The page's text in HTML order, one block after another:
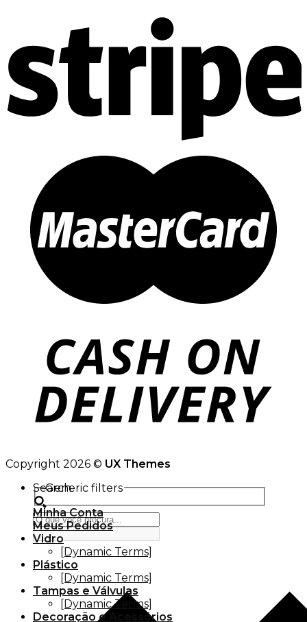
Copyright 2026 © UX Themes
Search
Generic filters
Minha Conta
Meus Pedidos
Vidro
[Dynamic Terms]
Plástico
[Dynamic Terms]
Tampas e Válvulas
[Dynamic Terms]
Decoração e Acessórios